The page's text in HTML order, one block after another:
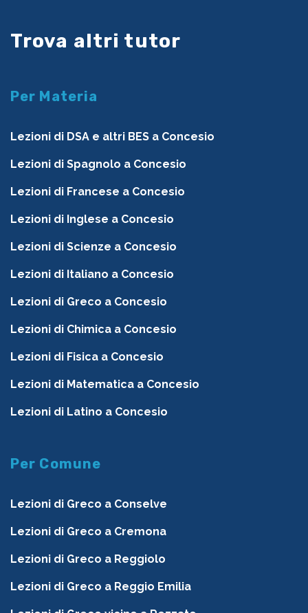
Trova altri tutor
Per Materia
Lezioni di DSA e altri BES a Concesio
Lezioni di Spagnolo a Concesio
Lezioni di Francese a Concesio
Lezioni di Inglese a Concesio
Lezioni di Scienze a Concesio
Lezioni di Italiano a Concesio
Lezioni di Greco a Concesio
Lezioni di Chimica a Concesio
Lezioni di Fisica a Concesio
Lezioni di Matematica a Concesio
Lezioni di Latino a Concesio
Per Comune
Lezioni di Greco a Conselve
Lezioni di Greco a Cremona
Lezioni di Greco a Reggiolo
Lezioni di Greco a Reggio Emilia